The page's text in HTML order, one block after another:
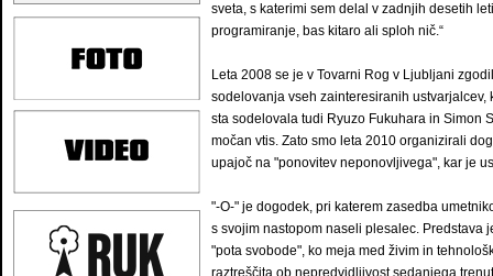
sveta, s katerimi sem delal v zadnjih desetih
programiranje, bas kitaro ali sploh nič.“
Leta 2008 se je v Tovarni Rog v Ljubljani
sodelovanja vseh zainteresiranih
sta sodelovala tudi Ryuzo Fukuhara in Simon
močan vtis. Zato smo leta 2010 organizirali
upajoč na "ponovitev neponovljivega", kar je
"-O-" je dogodek, pri katerem zasedba
s svojim nastopom naseli plesalec.
"pota svobode", ko meja med živim in
raztreščita ob nepredvidljivost sedanjega